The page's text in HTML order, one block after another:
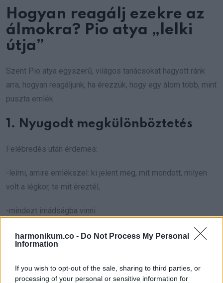
harmonikum.co - Do Not Process My Personal
Information
If you wish to opt-out of the sale, sharing to third parties, or
processing of your personal or sensitive information for
Hogyan reagálj ezekre az
álmokra? Pio atya „lelki
útja”
Szent Pio atya egyszerű, világos tanácsokat hagyott ránk
arra, hogyan reagáljunk, ha érezzük, hogy egy álom több, mint
puszta emlék.
1. Nyugodt megkülönböztetés
Felébredés után érdemes:
-leírni, amire emlékszel: ki jelent meg, mit mondott, milyen
volt a légkör, te mit éreztél,
-mindezt imádságba vinni.
Mondhatsz például ilyen imát:
hagyd, hogy békében elhalványuljon.”